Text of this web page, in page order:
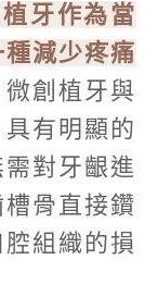
牙作為當
減少疼痛
微創植牙與
有明顯的
對牙齦進
骨直接鑽
組織的損